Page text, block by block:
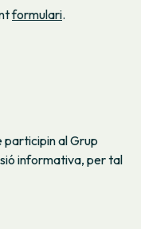
formulari.
participin al Grup
informativa, per tal